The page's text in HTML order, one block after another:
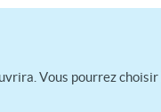
Vous pourrez